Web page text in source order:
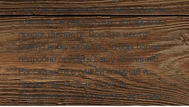
смотреться длинный текст о вашей
компании и тех услугах, которые вы
предоставляете. Все это место
можно использовать, чтобы более
подробно описать вашу компанию.
Расскажите о вашей команде и
предоставляемых услугах.
Расскажите посетителям историю о